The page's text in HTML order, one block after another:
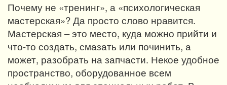
Почему не «тренинг», а «психологическая
мастерская»? Да просто слово нравится.
Мастерская – это место, куда можно прийти и
что-то создать, смазать или починить, а
может, разобрать на запчасти. Некое удобное
пространство, оборудованное всем